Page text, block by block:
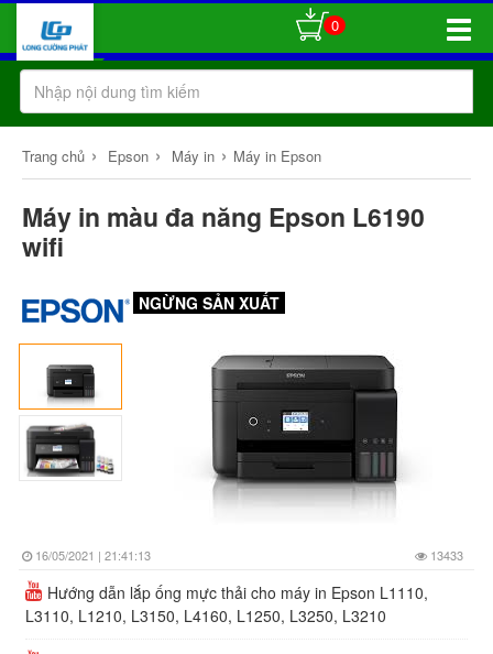
Toggle
0
Trang chủ › Epson › Máy in › Máy in Epson
Máy in màu đa năng Epson L6190
wifi
NGỪNG SẢN XUẤT
16/05/2021 | 21:41:13 13433
Hướng dẫn lắp ống mực thải cho máy in Epson L1110,
L3110, L1210, L3150, L4160, L1250, L3250, L3210